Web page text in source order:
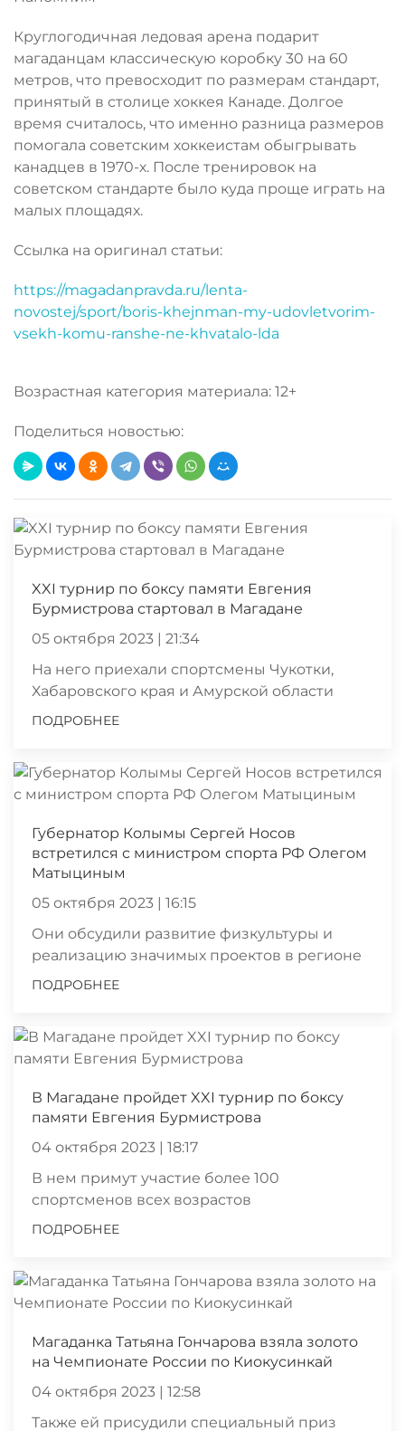
Круглогодичная ледовая арена подарит
магаданцам классическую коробку 30 на 60
метров, что превосходит по размерам стандарт,
принятый в столице хоккея Канаде. Долгое
время считалось, что именно разница размеров
помогала советским хоккеистам обыгрывать
канадцев в 1970-х. После тренировок на
советском стандарте было куда проще играть на
малых площадях.
Ссылка на оригинал статьи:
https://magadanpravda.ru/lenta-
novostej/sport/boris-khejnman-my-udovletvorim-
vsekh-komu-ranshe-ne-khvatalo-lda
Возрастная категория материала: 12+
Поделиться новостью:
XXI турнир по боксу памяти Евгения
Бурмистрова стартовал в Магадане
05 октября 2023 | 21:34
На него приехали спортсмены Чукотки,
Хабаровского края и Амурской области
ПОДРОБНЕЕ
Губернатор Колымы Сергей Носов
встретился с министром спорта РФ Олегом
Матыциным
05 октября 2023 | 16:15
Они обсудили развитие физкультуры и
реализацию значимых проектов в регионе
ПОДРОБНЕЕ
В Магадане пройдет XXI турнир по боксу
памяти Евгения Бурмистрова
04 октября 2023 | 18:17
В нем примут участие более 100
спортсменов всех возрастов
ПОДРОБНЕЕ
Магаданка Татьяна Гончарова взяла золото
на Чемпионате России по Киокусинкай
04 октября 2023 | 12:58
Также ей присудили специальный приз